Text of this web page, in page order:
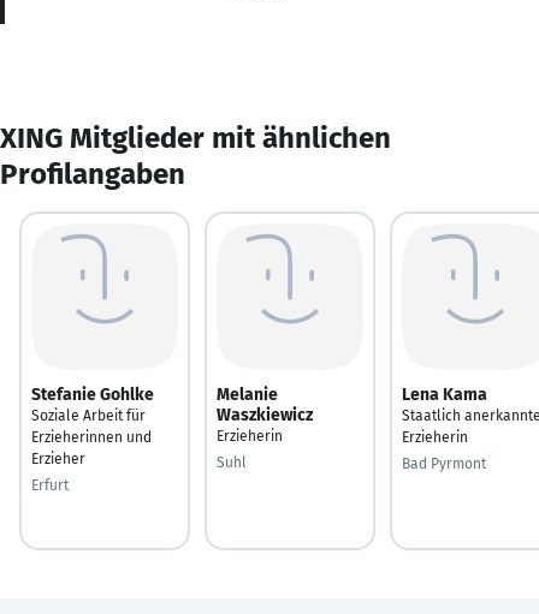
XING Mitglieder mit ähnlichen
Profilangaben
Stefanie Gohlke
Soziale Arbeit für
Erzieherinnen und
Erzieher
Erfurt
Melanie
Waszkiewicz
Erzieherin
Suhl
Lena Kama
Staatlich
Erzieherin
Bad Pyrmont